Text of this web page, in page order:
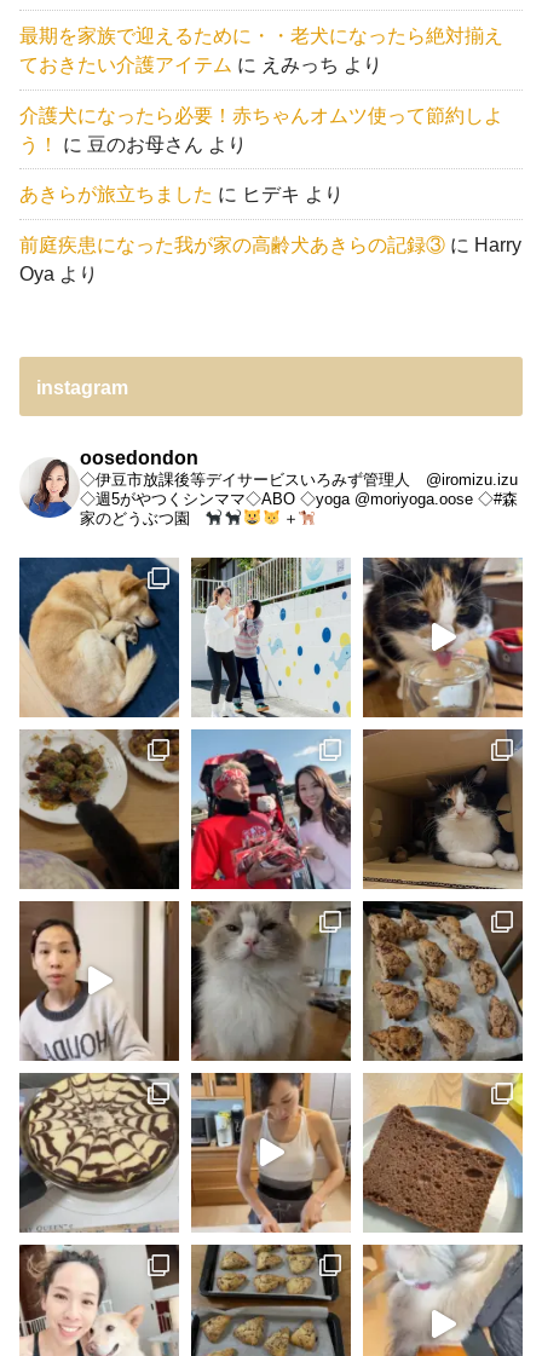
最期を家族で迎えるために・・老犬になったら絶対揃え
ておきたい介護アイテム に えみっち より
介護犬になったら必要！赤ちゃんオムツ使って節約しよ
う！
に 豆のお母さん より
あきらが旅立ちました に ヒデキ より
前庭疾患になった我が家の高齢犬あきらの記録③ に Harry
Oya より
instagram
oosedondon
◇伊豆市放課後等デイサービスいろみず管理人 @iromizu.izu
◇週5がやつくシンママ◇ABO ◇yoga @moriyoga.oose ◇#森
家のどうぶつ園
＋